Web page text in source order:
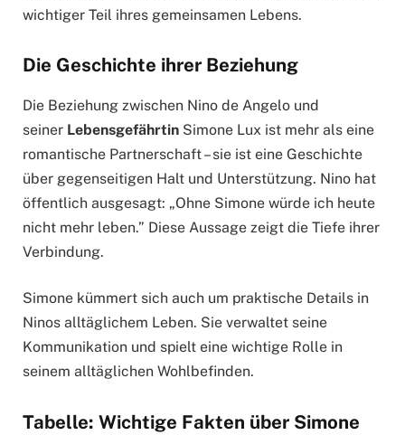
wichtiger Teil ihres gemeinsamen Lebens.
Die Geschichte ihrer Beziehung
Die Beziehung zwischen Nino de Angelo und
seiner Lebensgefährtin Simone Lux ist mehr als eine
romantische Partnerschaft – sie ist eine Geschichte
über gegenseitigen Halt und Unterstützung. Nino hat
öffentlich ausgesagt: „Ohne Simone würde ich heute
nicht mehr leben.” Diese Aussage zeigt die Tiefe ihrer
Verbindung.
Simone kümmert sich auch um praktische Details in
Ninos alltäglichem Leben. Sie verwaltet seine
Kommunikation und spielt eine wichtige Rolle in
seinem alltäglichen Wohlbefinden.
Tabelle: Wichtige Fakten über Simone